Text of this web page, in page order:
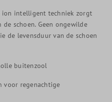
ion intelligent techniek zorgt
schoen. Geen ongewilde
de levensduur van de schoen
buitenzool
voor regenachtige